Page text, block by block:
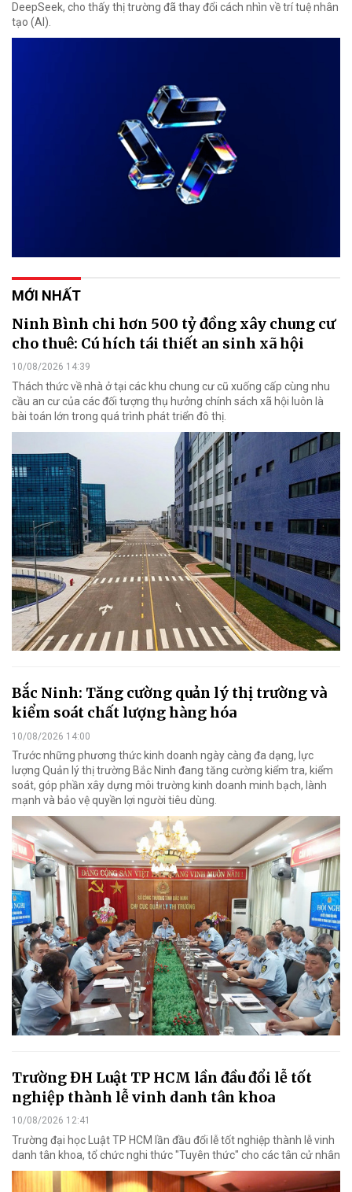
DeepSeek, cho thấy thị trường đã thay đổi cách nhìn về trí tuệ nhân
tạo (AI).
MỚI NHẤT
Ninh Bình chi hơn 500 tỷ đồng xây chung cư
cho thuê: Cú hích tái thiết an sinh xã hội
10/08/2026 14:39
Thách thức về nhà ở tại các khu chung cư cũ xuống cấp cùng nhu
cầu an cư của các đối tượng thụ hưởng chính sách xã hội luôn là
bài toán lớn trong quá trình phát triển đô thị.
Bắc Ninh: Tăng cường quản lý thị trường và
kiểm soát chất lượng hàng hóa
10/08/2026 14:00
Trước những phương thức kinh doanh ngày càng đa dạng, lực
lượng Quản lý thị trường Bắc Ninh đang tăng cường kiểm tra, kiểm
soát, góp phần xây dựng môi trường kinh doanh minh bạch, lành
mạnh và bảo vệ quyền lợi người tiêu dùng.
Trường ĐH Luật TP HCM lần đầu đổi lễ tốt
nghiệp thành lễ vinh danh tân khoa
10/08/2026 12:41
Trường đại học Luật TP HCM lần đầu đổi lễ tốt nghiệp thành lễ vinh
danh tân khoa, tổ chức nghi thức "Tuyên thức" cho các tân cử nhân